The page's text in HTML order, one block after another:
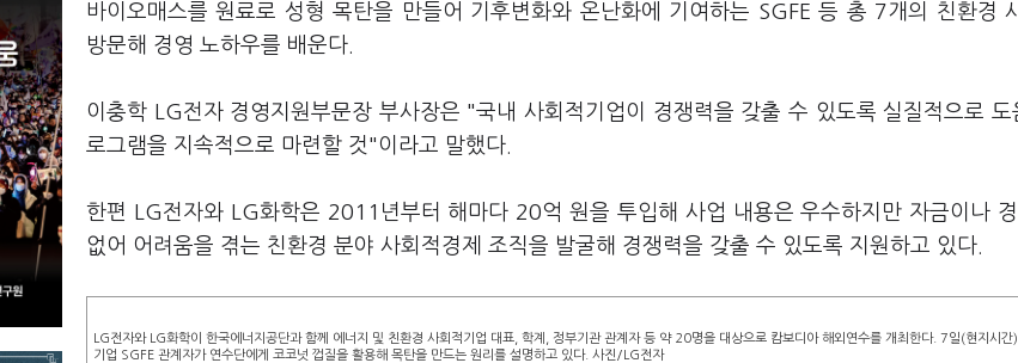
바이오매스를 원료로 성형 목탄을 만들어 기후변화와 온난화에 기여하는 SGFE 등 총 7개의 친환경
방문해 경영 노하우를 배운다.
이충학 LG전자 경영지원부문장 부사장은 "국내 사회적기업이 경쟁력을 갖출 수 있도록 실질적으로 도
로그램을 지속적으로 마련할 것"이라고 말했다.
한편 LG전자와 LG화학은 2011년부터 해마다 20억 원을 투입해 사업 내용은 우수하지만 자금이나
없어 어려움을 겪는 친환경 분야 사회적경제 조직을 발굴해 경쟁력을 갖출 수 있도록 지원하고 있다.
LG전자와 LG화학이 한국에너지공단과 함께 에너지 및 친환경 사회적기업 대표, 학계, 정부기관 관계자 등 약 20명을 대상으로 캄보디아 해외연수를 개최한다. 7일(현지시간
기업 SGFE 관계자가 연수단에게 코코넛 껍질을 활용해 목탄을 만드는 원리를 설명하고 있다. 사진/LG전자